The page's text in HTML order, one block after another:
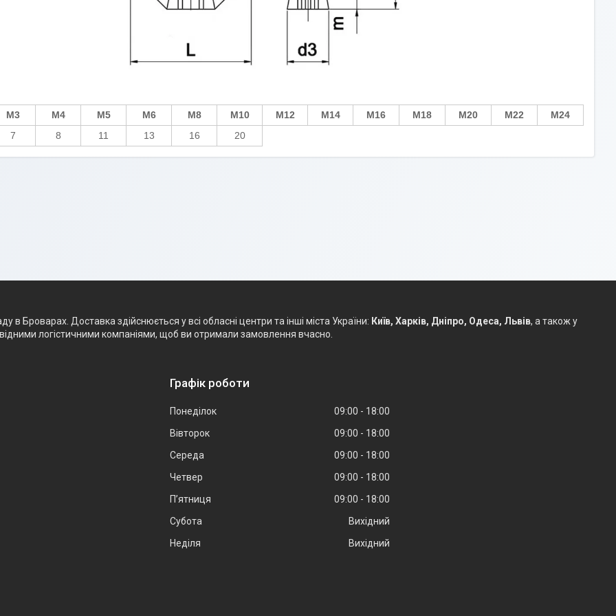
М3 М4 М5 М6 М8 М10 М12 М14 М16 М18 M20 М22
М24
7
8 11 13 16 20
Броварах. Доставка здійснюється у всі обласні центри та інші міста України: Київ, Харків, Дніпро, Одеса, Львів, а також у
логістичними компаніями, щоб ви отримали замовлення вчасно.
Графік роботи
Понеділок 09:00
18:00
Вівторок
09:00
18:00
Середа
09:00
18:00
Четвер
09:00
18:00
Пʼятниця
09:00
18:00
Субота
Вихідний
Неділя
Вихідний